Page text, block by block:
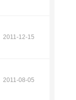
2011-12-15
2011-08-05